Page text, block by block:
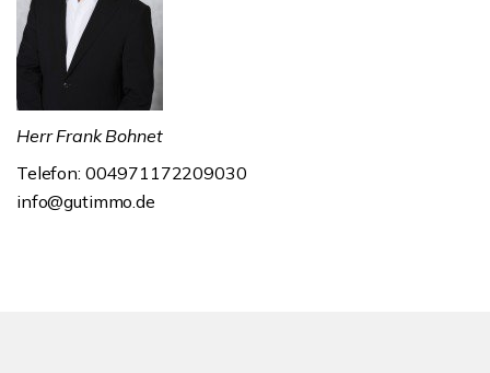
Herr Frank Bohnet
Telefon: 004971172209030
info@gutimmo.de